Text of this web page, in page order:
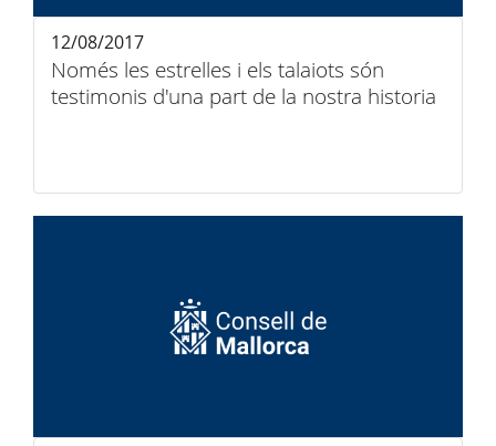
Només les estrelles i els talaiots són
testimonis d'una part de la nostra historia
12/08/2017